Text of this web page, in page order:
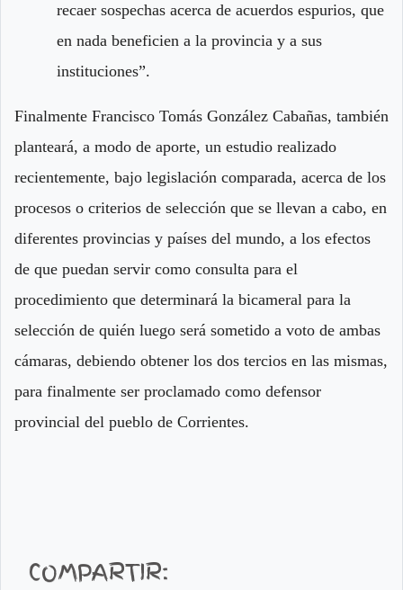
recaer sospechas acerca de acuerdos espurios, que
en nada beneficien a la provincia y a sus
instituciones”.
Finalmente Francisco Tomás González Cabañas, también
planteará, a modo de aporte, un estudio realizado
recientemente, bajo legislación comparada, acerca de los
procesos o criterios de selección que se llevan a cabo, en
diferentes provincias y países del mundo, a los efectos
de que puedan servir como consulta para el
procedimiento que determinará la bicameral para la
selección de quién luego será sometido a voto de ambas
cámaras, debiendo obtener los dos tercios en las mismas,
para finalmente ser proclamado como defensor
provincial del pueblo de Corrientes.
COMPARTIR: